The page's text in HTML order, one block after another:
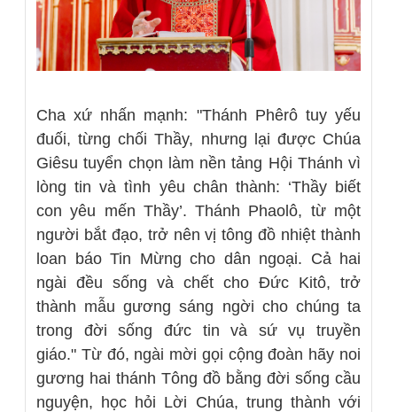
Cha xứ nhấn mạnh: "Thánh Phêrô tuy yếu
đuối, từng chối Thầy, nhưng lại được Chúa
Giêsu tuyển chọn làm nền tảng Hội Thánh vì
lòng tin và tình yêu chân thành: ‘Thầy biết
con yêu mến Thầy’. Thánh Phaolô, từ một
người bắt đạo, trở nên vị tông đồ nhiệt thành
loan báo Tin Mừng cho dân ngoại. Cả hai
ngài đều sống và chết cho Đức Kitô, trở
thành mẫu gương sáng ngời cho chúng ta
trong đời sống đức tin và sứ vụ truyền
giáo." Từ đó, ngài mời gọi cộng đoàn hãy noi
gương hai thánh Tông đồ bằng đời sống cầu
nguyện, học hỏi Lời Chúa, trung thành với